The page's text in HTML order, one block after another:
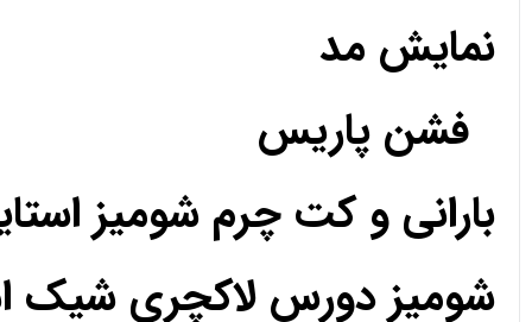
نمایش مد
فشن پاریس
بارانی و کت چرم شومیز
شومیز دورس لاکچری شیک